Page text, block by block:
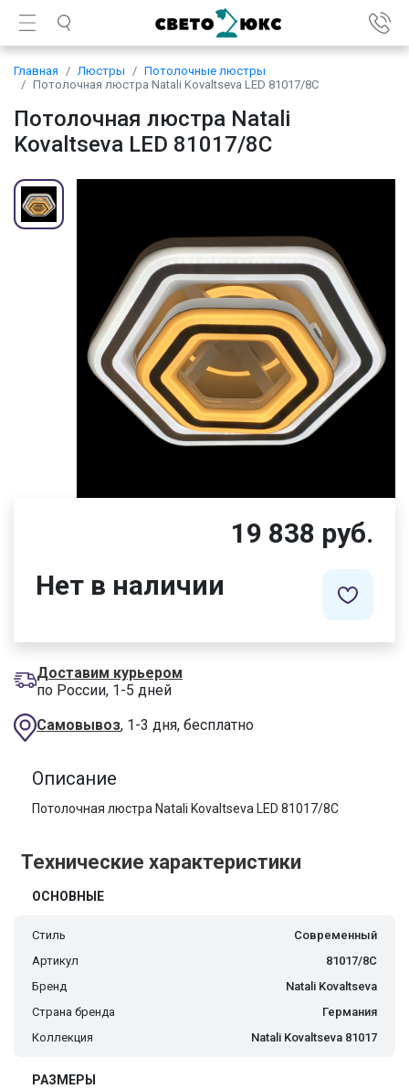
Главная Люстры
Потолочные люстры
Потолочная люстра Natali Kovaltseva LED 81017/8C
Потолочная люстра Natali
Kovaltseva LED 81017/8C
19 838 руб.
Нет в наличии
Доставим курьером
по России, 1-5 дней
Самовывоз, 1-3 дня, бесплатно
Описание
Потолочная люстра Natali Kovaltseva LED 81017/8C
Технические характеристики
ОСНОВНЫЕ
Стиль
Современный
Артикул
81017/8C
Бренд
Natali Kovaltseva
Страна бренда
Германия
Коллекция
Natali Kovaltseva 81017
РАЗМЕРЫ